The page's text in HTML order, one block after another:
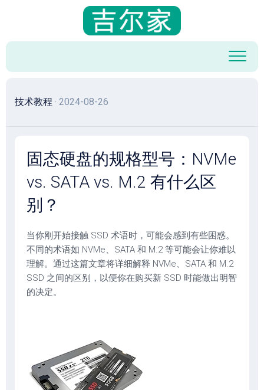
容
技术教程 · 2024-08-26
固态硬盘的规格型号：NVMe
vs. SATA vs. M.2 有什么区
别？
当你刚开始接触 SSD 术语时，可能会感到有些困惑。
不同的术语如 NVMe、SATA 和 M.2 等可能会让你难以
理解。通过这篇文章将详细解释 NVMe、SATA 和 M.2
SSD 之间的区别，以便你在购买新 SSD 时能做出明智
的决定。